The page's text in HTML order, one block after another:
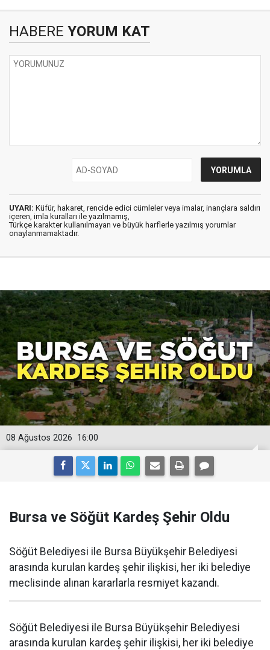
HABERE YORUM KAT
UYARI: Küfür, hakaret, rencide edici cümleler veya imalar, inançlara saldırı
içeren, imla kuralları ile yazılmamış,
Türkçe karakter kullanılmayan ve büyük harflerle yazılmış yorumlar
onaylanmamaktadır.
16:00
08 Ağustos 2026
Bursa ve Söğüt Kardeş Şehir Oldu
Söğüt Belediyesi ile Bursa Büyükşehir Belediyesi
arasında kurulan kardeş şehir ilişkisi, her iki belediye
meclisinde alınan kararlarla resmiyet kazandı.
Söğüt Belediyesi ile Bursa Büyükşehir Belediyesi
arasında kurulan kardeş şehir ilişkisi, her iki belediye